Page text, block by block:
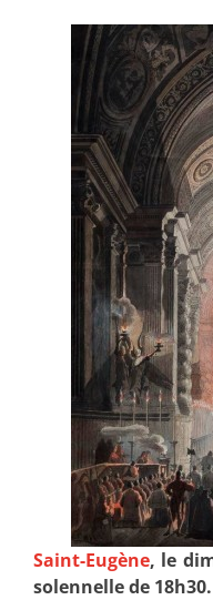
Saint-Eugène, le
solennelle de 18h30.